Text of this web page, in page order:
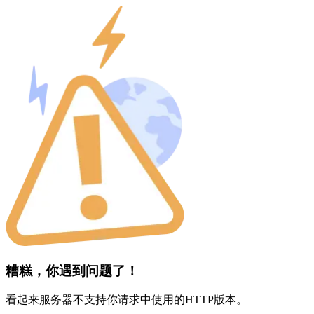
糟糕，你遇到问题了！
看起来服务器不支持你请求中使用的HTTP版本。